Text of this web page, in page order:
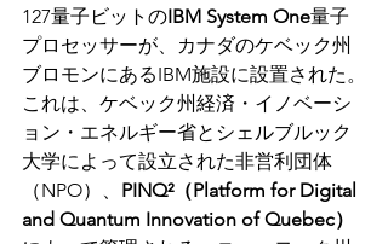
127量子ビットのIBM System One量子
プロセッサーが、カナダのケベック州
ブロモンにあるIBM施設に設置された。
これは、ケベック州経済・イノベーシ
ョン・エネルギー省とシェルブルック
大学によって設立された非営利団体
（NPO）、 PINQ²（Platform for Digital
and Quantum Innovation of Quebec）